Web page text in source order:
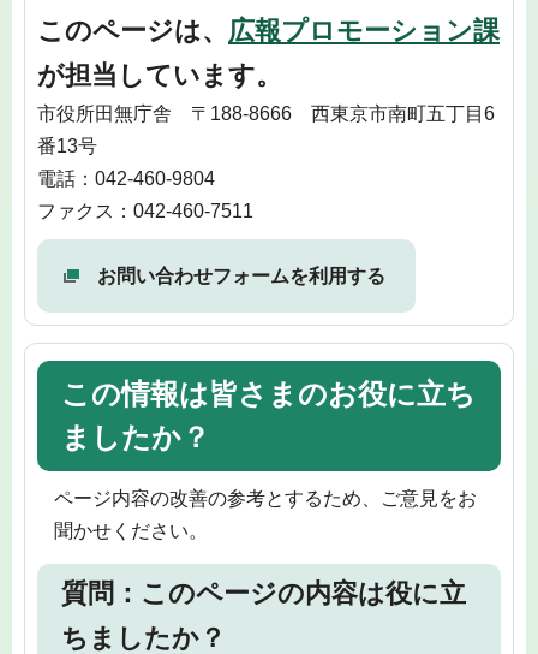
このページは、 広報プロモーション課
が担当しています。
市役所田無庁舎 〒188-8666 西東京市南町五丁目6
番13号
電話：042-460-9804
ファクス：042-460-7511
お問い合わせフォームを利用する
この情報は皆さまのお役に立ち
ましたか？
ページ内容の改善の参考とするため、ご意見をお
聞かせください。
質問：このページの内容は役に立
ちましたか？